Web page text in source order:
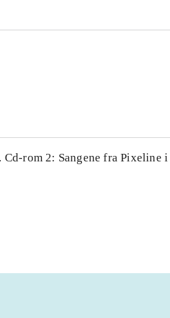
rom 2: Sangene fra Pixeline i